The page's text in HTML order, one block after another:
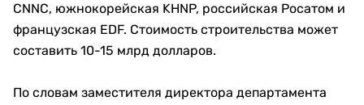
CNNC, южнокорейская KHNP, российская Росатом и
французская EDF. Стоимость строительства может
составить 10-15 млрд долларов.
По словам заместителя директора департамента